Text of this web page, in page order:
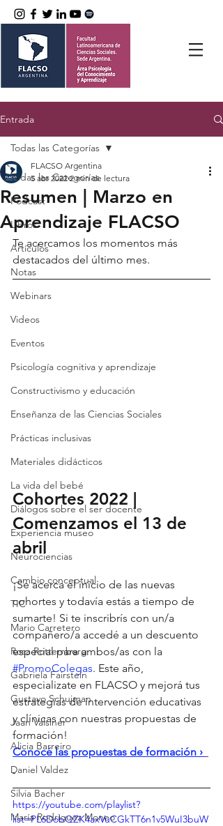
Entrada
Todas las Categorías
Podcast
Libros
Artículos
Notas
Webinars
Videos
Eventos
Psicología cognitiva y aprendizaje
Constructivismo y educación
Enseñanza de las Ciencias Sociales
Prácticas inclusivas
Materiales didácticos
La vida del bebé
Diálogos sobre el ser docente
Experiencia museo
Neurociencias
Cambio conceptual
TIC
Mario Carretero
Rosa Rottemberg
Gabriela Fairstein
Gustavo Schujman
Jaan Valsiner
Alicia Barreiro
Daniel Valdez
Silvia Bacher
María Rodriguez Moneo
Todas las Categorías
Resumen | Marzo en
Aprendizaje FLACSO
FLACSO Argentina
5 abr 2022 2 min de lectura
Te acercamos los momentos más
destacados del último mes.
Cohortes 2022 |
Comenzamos el 13 de
abril
¡Se acerca el inicio de las nuevas
cohortes y todavía estás a tiempo de
sumarte! Si te inscribrís con un/a
compañero/a accedé a un descuento
especial para ambos/as con la
#PromoColegas. Este año,
especializate en FLACSO y mejorá tus
estrategias de intervención educativas
y clínicas con nuestras propuestas de
formación!
Conocé las propuestas de formación ›
https://youtube.com/playlist?
list=PL6DobQZK4axVuCGkTT6n1v5WuI3buW